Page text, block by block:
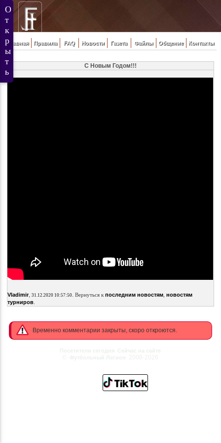
Главная Правила FAQ Новости Газета Файлы Общение Контакты
С Новым Годом!!!
Vladimir, 31.12.2020 10:57:50. Вернуться к последним новостям, новостям
турниров.
Временно комментарии закрыты, скоро откроются.